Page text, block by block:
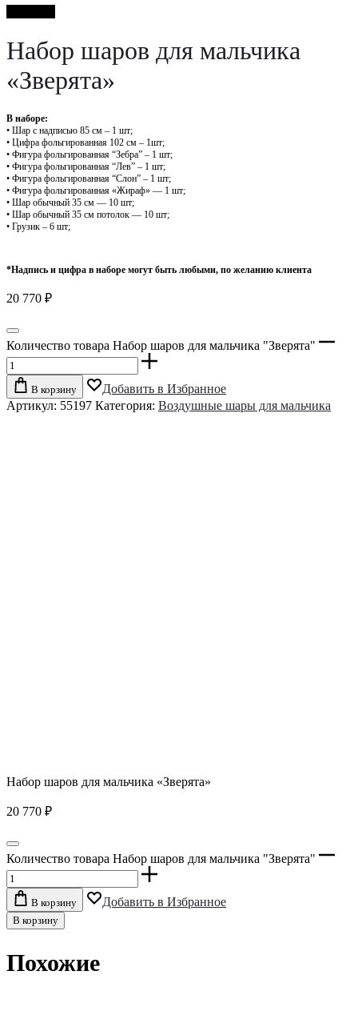
Набор шаров для мальчика
«Зверята»
В наборе:
• Шар с надписью 85 см – 1 шт;
• Цифра фольгированная 102 см – 1шт;
• Фигура фольгированная “Зебра” – 1 шт;
• Фигура фольгированная “Лев” – 1 шт;
• Фигура фольгированная “Слон” – 1 шт;
• Фигура фольгированная «Жираф» — 1 шт;
• Шар обычный 35 см — 10 шт;
• Шар обычный 35 см потолок — 10 шт;
• Грузик – 6 шт;
*Надпись и цифра в наборе могут быть любыми, по желанию клиента
20 770 ₽
Количество товара Набор шаров для мальчика "Зверята"
В корзину
Добавить в Избранное
Артикул: 55197 Категория: Воздушные шары для мальчика
Набор шаров для мальчика «Зверята»
20 770 ₽
Количество товара Набор шаров для мальчика "Зверята"
В корзину Добавить в Избранное
В корзину
Похожие